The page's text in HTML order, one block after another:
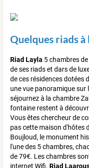
Quelques riads à
Riad Layla 5 chambres
de ses riads et dars de
de ces résidences dotées
une vue panoramique sur
séjournez à la chambre
fontaine restent à
Vous êtes chercheur de
pas cette maison d'hôtes
Boujloud, le monument
l'une des 5 chambres,
de 79€. Les chambres
internet Wifi. Riad